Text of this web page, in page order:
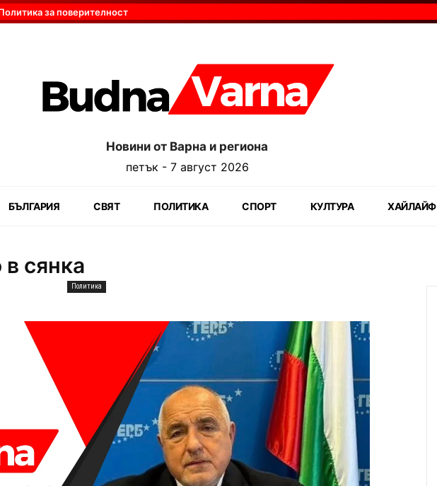
за поверителност
Новини от Варна и региона
петък - 7 август 2026
БЪЛГАРИЯ СВЯТ ПОЛИТИКА СПОРТ КУЛТУРА ХАЙЛАЙФ
сянка
Политика